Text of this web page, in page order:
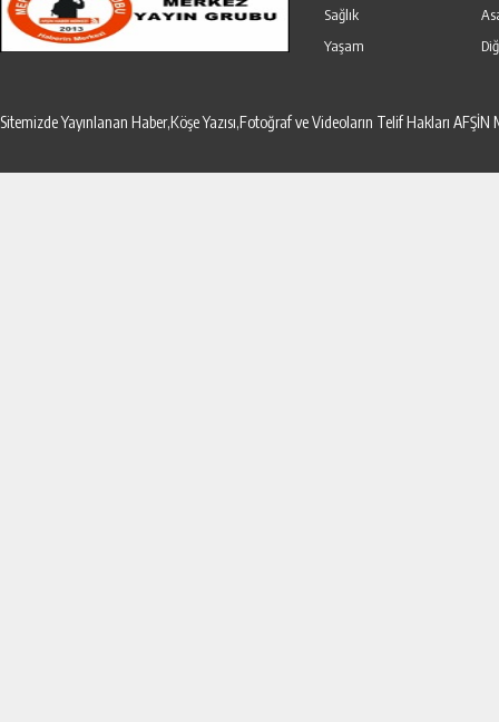
Sağlık
Yaşam
Sitemizde Yayınlanan Haber,Köşe Yazısı,Fotoğraf ve Videoların Telif Hakları